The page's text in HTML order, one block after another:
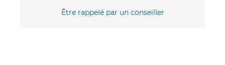
Être rappelé par un conseiller